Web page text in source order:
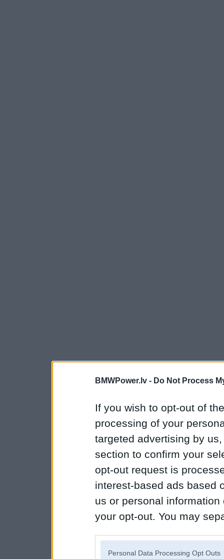
BMWPower.lv - Do Not Process
If you wish to opt-out of
processing of your
targeted advertising by
section to confirm your
opt-out request is
interest-based ads based
us or personal
your opt-out. You may
Personal Data Processing Opt Outs